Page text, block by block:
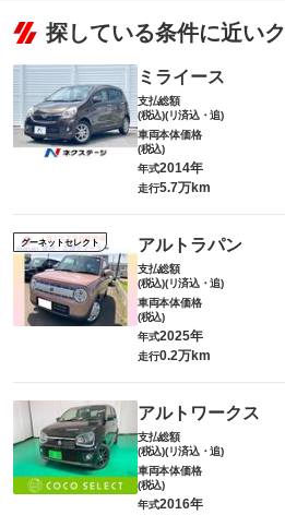
探している条件に近い
ミライース
支払総額
(税込)(リ済込・追)
車両本体価格
(税込)
年式2014年
走行5.7万km
グーネットセレクト アルトラパン
支払総額
(税込)(リ済込・追)
車両本体価格
(税込)
年式2025年
走行0.2万km
アルトワークス
支払総額
(税込)(リ済込・追)
車両本体価格
(税込)
年式2016年